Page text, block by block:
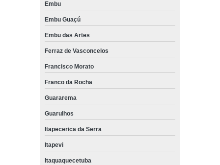
Embu
Embu Guaçú
Embu das Artes
Ferraz de Vasconcelos
Francisco Morato
Franco da Rocha
Guararema
Guarulhos
Itapecerica da Serra
Itapevi
Itaquaquecetuba